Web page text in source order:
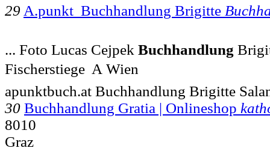
29 A.punkt  Buchhandlung Brigitte
... Foto Lucas Cejpek Buchhandlung
Fischerstiege  A Wien
apunktbuch.at Buchhandlung Brigitte
30 Buchhandlung Gratia | Onlineshop
8010
Graz